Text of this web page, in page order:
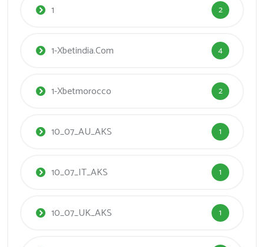
1 2
1-Xbetindia.com 4
1-Xbetmorocco 2
10_07_AU_AKS 1
10_07_IT_AKS 1
10_07_UK_AKS 1